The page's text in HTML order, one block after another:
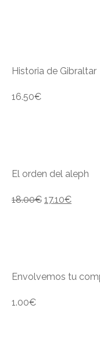
Historia de Gibraltar
16.50€
El orden del aleph
18.00€ 17.10€
Envolvemos tu
1.00€